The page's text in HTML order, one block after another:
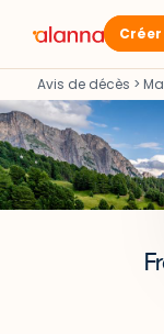
Avis de décès >